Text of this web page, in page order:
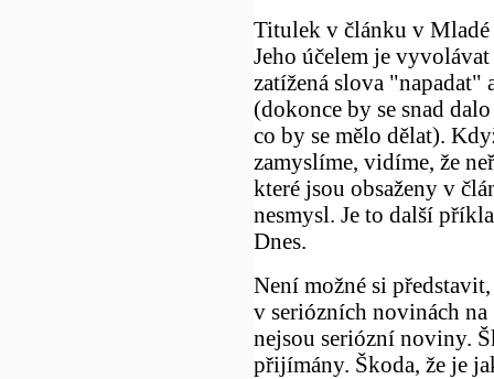
Titulek v článku v Mladé
Jeho účelem je
zatížená slova
(dokonce by se snad
co by se mělo dělat).
zamyslíme, vidíme, že
které jsou obsaženy v
nesmysl. Je to další
Dnes.
Není možné si
v seriózních novinách na
nejsou seriózní noviny.
přijímány. Škoda, že je